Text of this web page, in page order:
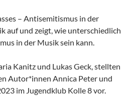
– Antisemitismus in der
auf und zeigt, wie unterschiedlich
in der Musik sein kann.
Kanitz und Lukas Geck, stellten
Autor*innen Annica Peter und
im Jugendklub Kolle 8 vor.